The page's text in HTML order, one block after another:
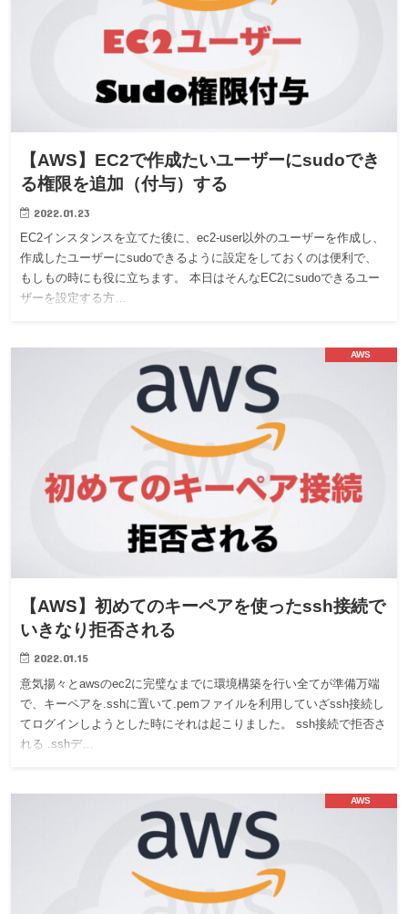
【AWS】EC2で作成たいユーザーにsudoでき
る権限を追加（付与）する
2022.01.23
EC2インスタンスを立てた後に、ec2-user以外のユーザーを作成し、
作成したユーザーにsudoできるように設定をしておくのは便利で、
もしもの時にも役に立ちます。 本日はそんなEC2にsudoできるユー
ザーを設定する方…
AWS
【AWS】初めてのキーペアを使ったssh接続で
いきなり拒否される
2022.01.15
意気揚々とawsのec2に完璧なまでに環境構築を行い全てが準備万端
で、キーペアを.sshに置いて.pemファイルを利用していざssh接続し
てログインしようとした時にそれは起こりました。 ssh接続で拒否さ
れる .sshデ…
AWS